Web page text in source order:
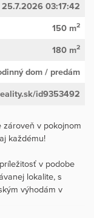
25.7.2026 03:17:42
150 m2
180 m2
dom / predám
id9353492
zároveň v pokojnom
každému!
v podobe
lokalite, s
výhodám v